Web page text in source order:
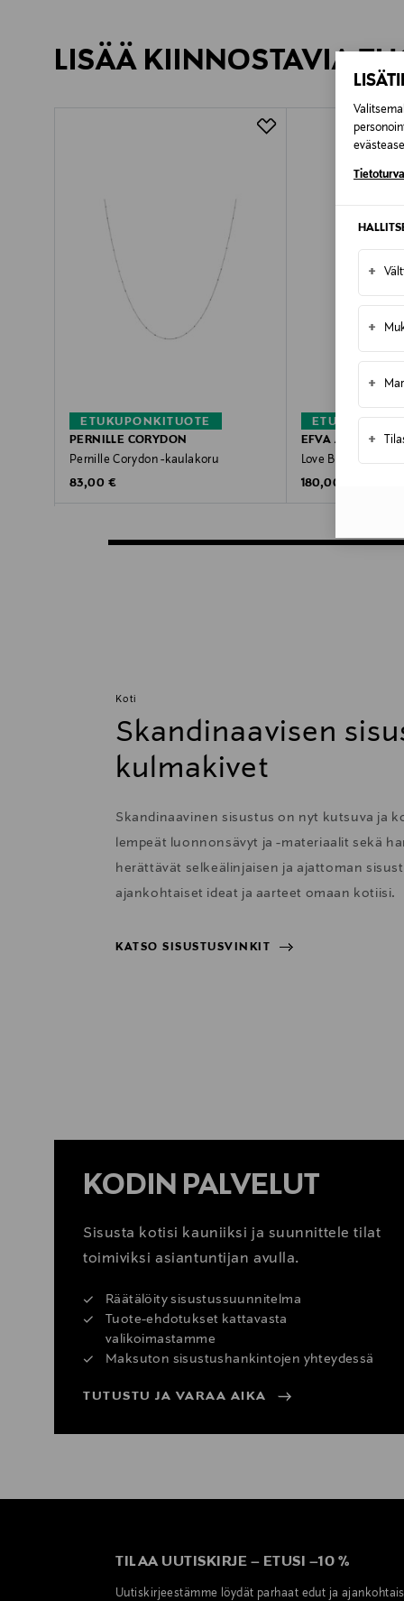
+
+
+
+
LISÄÄ KIINNOSTAVIA
ETUKUPONKITUOTE
PERNILLE CORYDON
Pernille Corydon -kaulakoru
Original Price
83,00 €
EFVA ATTLING
Love Bead -
Original Price
180,00 €
Koti
Skandinaavisen
kulmakivet
Skandinaavinen sisustus on nyt kutsuva ja
lempeät luonnonsävyt ja -materiaalit sekä
herättävät selkeälinjaisen ja ajattoman
ajankohtaiset ideat ja aarteet omaan kotiisi.
KATSO SISUSTUSVINKIT
KODIN PALVELUT
Sisusta kotisi kauniiksi ja suunnittele tilat
toimiviksi asiantuntijan avulla.
Räätälöity sisustussuunnitelma
Tuote-ehdotukset kattavasta
valikoimastamme
Maksuton sisustushankintojen yhteydessä
TUTUSTU JA VARAA AIKA
TILAA UUTISKIRJE – ETUSI –10 %
Uutiskirjeestämme löydät parhaat edut ja